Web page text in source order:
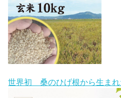
世界初 桑のひげ根から生まれ